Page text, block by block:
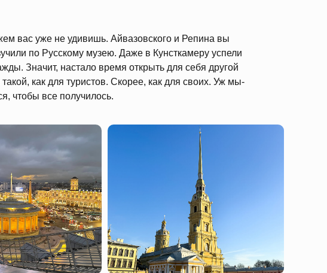
вас уже не удивишь. Айвазовского и Репина вы
по Русскому музею. Даже в Кунсткамеру успели
Значит, настало время открыть для себя другой
такой, как для туристов. Скорее, как для своих. Уж мы-
чтобы все получилось.